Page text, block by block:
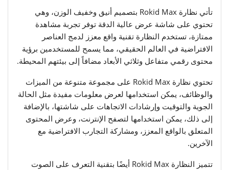
تأتي نظارة Rokid Max بتصميم أنيق وخفيف الوزن، وهي
تحتوي على شاشة عرض عالية الدقة توفر تجربة مشاهدة
ممتازة، تستخدم النظارة تقنية واقع معزز لدمج العناصر
الافتراضية في العالم الحقيقي، مما يسمح للمستخدمين برؤية
محتوى رقمي متفاعل وثلاثي الأبعاد مضافاً إلى بيئتهم المحيطة.
تحتوي نظارة Rokid Max على مجموعة متنوعة من الميزات
والوظائف، يمكن استخدامها لعرض معلومات مفيدة مثل الحالة
الجوية والتوقيت وإرشادات الاتجاهات على شاشتها، بالإضافة
إلى ذلك، يمكن استخدامها لتصفح الإنترنت، وعرض المحتوى
المتعلق بالواقع المعزز، ومشاركة التجارب الافتراضية مع
الآخرين.
تتميز النظارة Rokid Max أيضًا بتقنية التعرف على الصوت